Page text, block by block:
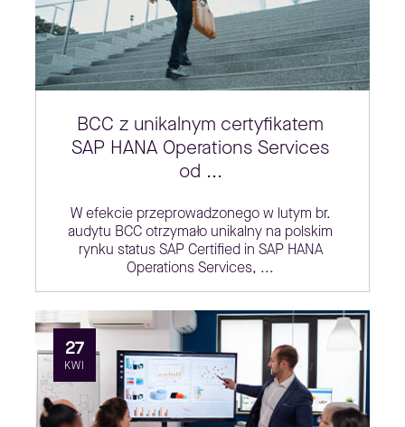
BCC z unikalnym certyfikatem
SAP HANA Operations Services
od ...
W efekcie przeprowadzonego w lutym br.
audytu BCC otrzymało unikalny na polskim
rynku status SAP Certified in SAP HANA
Operations Services, ...
27
KWI